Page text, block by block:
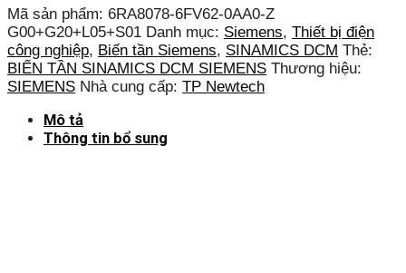
Mã sản phẩm: 6RA8078-6FV62-0AA0-Z
G00+G20+L05+S01 Danh mục: Siemens, Thiết bị điện
công nghiệp, Biến tần Siemens, SINAMICS DCM Thẻ:
BIẾN TẦN SINAMICS DCM SIEMENS Thương hiệu:
SIEMENS Nhà cung cấp: TP Newtech
Mô tả
Thông tin bổ sung